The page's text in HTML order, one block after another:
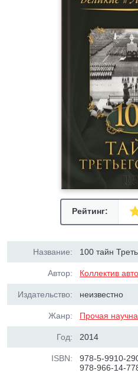
Рейтинг:
Название: 100 тайн
Автор: Коллектив
Издательство: неизвестно
Жанр: Прочая
Год: 2014
ISBN:
978-5-9910-
978-966-14-